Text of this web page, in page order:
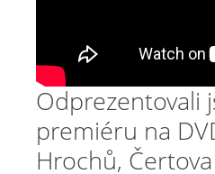
Odprezentovali
premiéru na
Hrochů,